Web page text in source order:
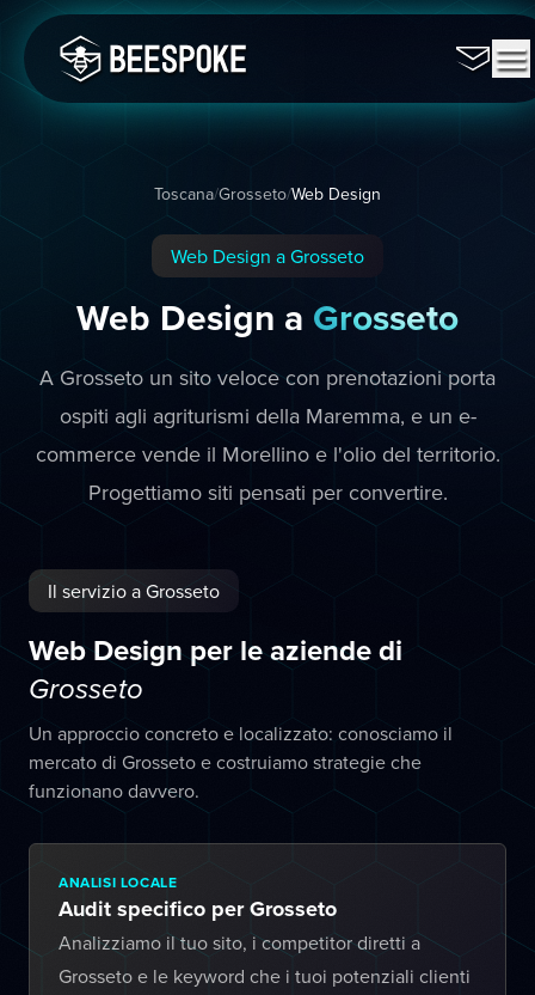
Toscana/Grosseto/Web Design
Web Design a Grosseto
Web Design a Grosseto
A Grosseto un sito veloce con prenotazioni porta
ospiti agli agriturismi della Maremma, e un e-
commerce vende il Morellino e l'olio del territorio.
Progettiamo siti pensati per convertire.
Il servizio a Grosseto
Web Design per le aziende di
Grosseto
Un approccio concreto e localizzato: conosciamo il
mercato di Grosseto e costruiamo strategie che
funzionano davvero.
ANALISI LOCALE
Audit specifico per Grosseto
Analizziamo il tuo sito, i competitor diretti a
Grosseto e le keyword che i tuoi potenziali clienti